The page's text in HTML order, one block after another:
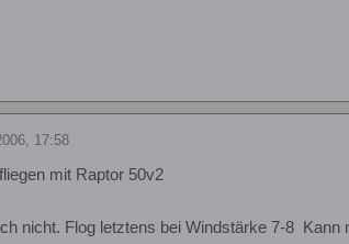
17:58
mit Raptor 50v2
nicht. Flog letztens bei Windstärke 7-8 Kann